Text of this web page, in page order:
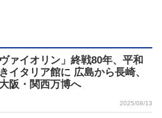
ヴァイオリン」終戦80年、平和
イタリア館に 広島から長崎、
阪・関西万博へ
2025/08/13